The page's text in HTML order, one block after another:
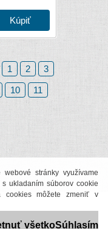
stránky využívame
ukladaním súborov cookie
cookies môžete zmeniť v
všetkoSúhlasím
1 2 3
10 11